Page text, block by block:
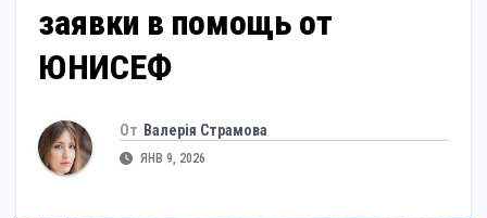
заявки в помощь от
ЮНИСЕФ
От Валерія Страмова
ЯНВ 9, 2026